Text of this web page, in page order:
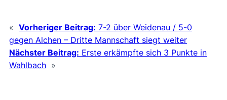
« Vorheriger Beitrag: 7-2 über Weidenau / 5-0
gegen Alchen – Dritte Mannschaft siegt weiter
Nächster Beitrag: Erste erkämpfte sich 3 Punkte in
Wahlbach »